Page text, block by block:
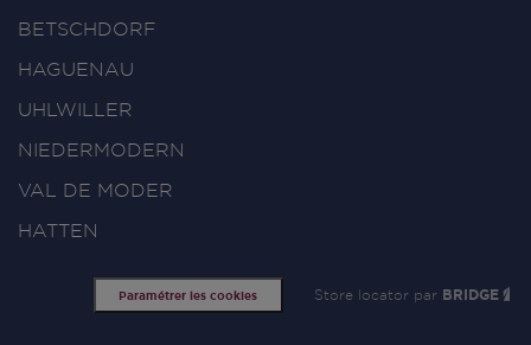
BETSCHDORF
HAGUENAU
UHLWILLER
NIEDERMODERN
VAL DE MODER
HATTEN
Paramétrer les cookies Store locator par BRIDGE